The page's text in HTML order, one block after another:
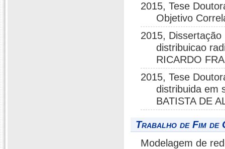
2015, Tese
Objetivo
2015,
distribuicao
RICARDO
2015, Tese
distribuida em
BATISTA DE
Trabalho de Fim de
Modelagem de